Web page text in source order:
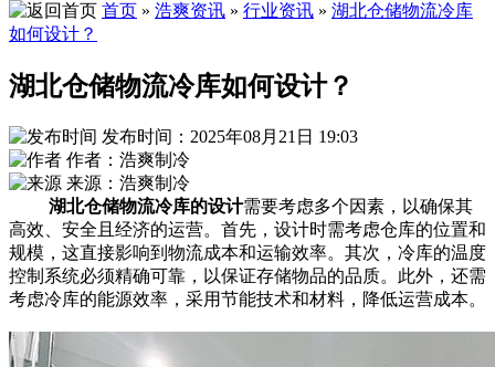
首页 » 浩爽资讯 » 行业资讯 » 湖北仓储物流冷库
如何设计？
湖北仓储物流冷库如何设计？
发布时间：2025年08月21日 19:03
作者：浩爽制冷
来源：浩爽制冷
湖北仓储物流冷库的设计需要考虑多个因素，以确保其
高效、安全且经济的运营。首先，设计时需考虑仓库的位置和
规模，这直接影响到物流成本和运输效率。其次，冷库的温度
控制系统必须精确可靠，以保证存储物品的品质。此外，还需
考虑冷库的能源效率，采用节能技术和材料，降低运营成本。